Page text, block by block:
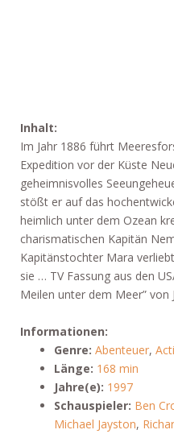
Inhalt:
Im Jahr 1886 führt
Expedition vor der Küste
geheimnisvolles
stößt er auf das
heimlich unter dem Ozean
charismatischen Kapitän
Kapitänstochter Mara
sie … TV Fassung aus den
Meilen unter dem Meer” von
Informationen:
Genre: Abenteuer,
Länge: 168 min
Jahre(e): 1997
Schauspieler: Ben
Michael Jayston,